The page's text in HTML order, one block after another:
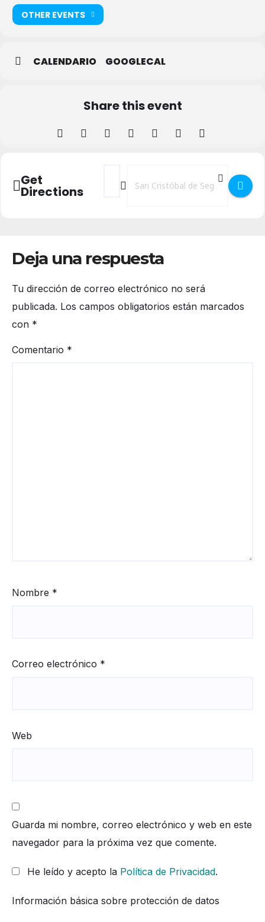
OTHER EVENTS
CALENDARIO GOOGLECAL
Share this event
Get
Directions
Address - Fiestas San Antonio 2025 en
Destination Address - Fiestas San
Deja una respuesta
Tu dirección de correo electrónico no será
publicada. Los campos obligatorios están marcados
con *
Comentario *
Nombre *
Correo electrónico *
Web
Guarda mi nombre, correo electrónico y web en este
navegador para la próxima vez que comente.
He leído y acepto la Política de Privacidad.
Información básica sobre protección de datos